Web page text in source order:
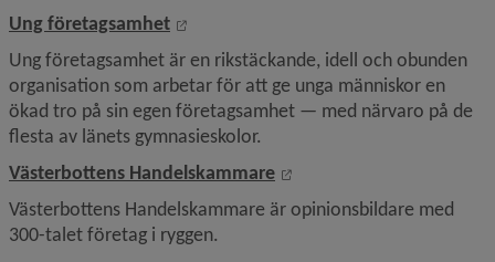
Ung företagsamhet
Länk till annan webbplats, öppnas i
Ung företagsamhet är en rikstäckande, idell och obunden
organisation som arbetar för att ge unga människor en
ökad tro på sin egen företagsamhet — med närvaro på de
flesta av länets gymnasieskolor.
Västerbottens Handelskammare
Länk till annan
Västerbottens Handelskammare är opinionsbildare med
300-talet företag i ryggen.